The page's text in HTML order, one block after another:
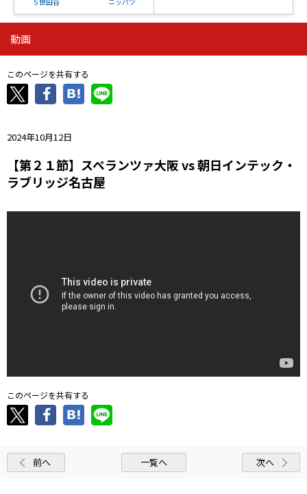
ニッパツ
ニッパツ
-
石人の星
動画
このページを共有する
2024年10月12日
【第２１節】スペランツァ大阪 vs 朝日インテック・
ラブリッジ名古屋
このページを共有する
前へ 一覧へ 次へ